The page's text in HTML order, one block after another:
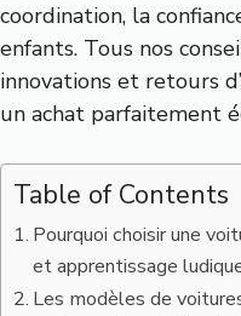
coordination, la
enfants. Tous nos
innovations et retours
un achat parfaitement
Table of Contents
Pourquoi choisir une
et apprentissage
Les modèles de